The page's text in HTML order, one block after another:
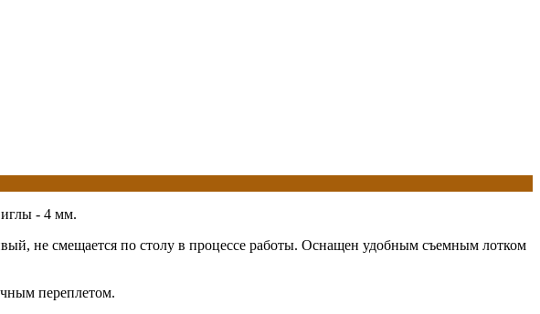
- 4 мм.
не смещается по столу в процессе работы. Оснащен удобным съемным лотком
переплетом.